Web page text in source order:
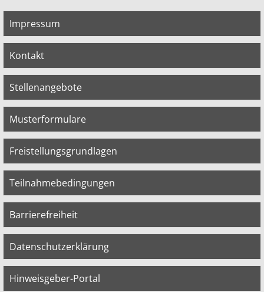
Impressum
Kontakt
Stellenangebote
Musterformulare
Freistellungsgrundlagen
Teilnahmebedingungen
Barrierefreiheit
Datenschutzerklärung
Hinweisgeber-Portal